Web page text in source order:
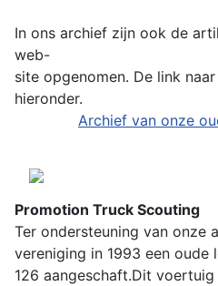
In ons archief zijn ook de
web-
site opgenomen. De link
hieronder.
Archief van onze
Promotion Truck Scouting
Ter ondersteuning van onze
vereniging in 1993 een oude
126 aangeschaft.Dit